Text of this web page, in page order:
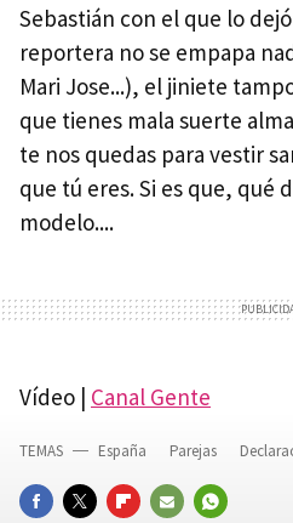
Sebastián con el que lo
reportera no se empapa
Mari Jose...), el jiniete
que tienes mala suerte
te nos quedas para vestir
que tú eres. Si es que, qué
modelo....
Vídeo | Canal Gente
TEMAS España Parejas